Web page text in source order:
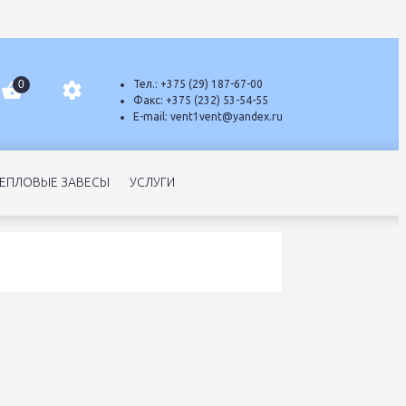
Тел.: +375 (29) 187-67-00
Факс: +375 (232) 53-54-55
E-mail: vent1vent@yandex.ru
0
ЗАВЕСЫ УСЛУГИ